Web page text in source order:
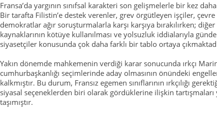
Fransa’da yargının sınıfsal karakteri son gelişmelerle bir kez
Bir tarafta Filistin’e destek verenler, grev örgütleyen işçiler,
demokratlar ağır soruşturmalarla karşı karşıya bırakılırken;
kaynaklarının kötüye kullanılması ve yolsuzluk iddialarıyla
siyasetçiler konusunda çok daha farklı bir tablo ortaya
Yakın dönemde mahkemenin verdiği karar sonucunda ırkçı
cumhurbaşkanlığı seçimlerinde aday olmasının önündeki
kalkmıştır. Bu durum, Fransız egemen sınıflarının ırkçılığı
siyasal seçeneklerden biri olarak gördüklerine ilişkin
taşımıştır.